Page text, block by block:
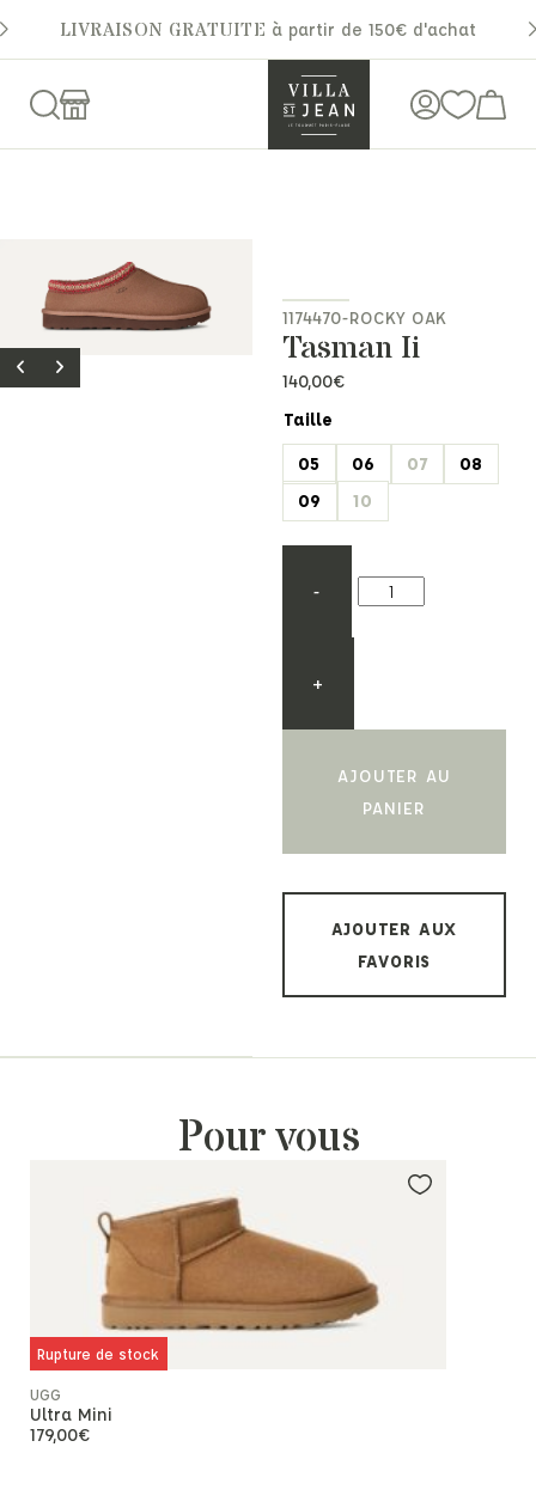
LIVRAISON GRATUITE à partir de 150€ d'achat
1174470-ROCKY OAK
Tasman Ii
140,00€
Taille
05
06 07
08
09
10
-
+
AJOUTER AU
PANIER
AJOUTER AUX
FAVORIS
Pour vous
Rupture de stock
UGG
Ultra Mini
179,00€